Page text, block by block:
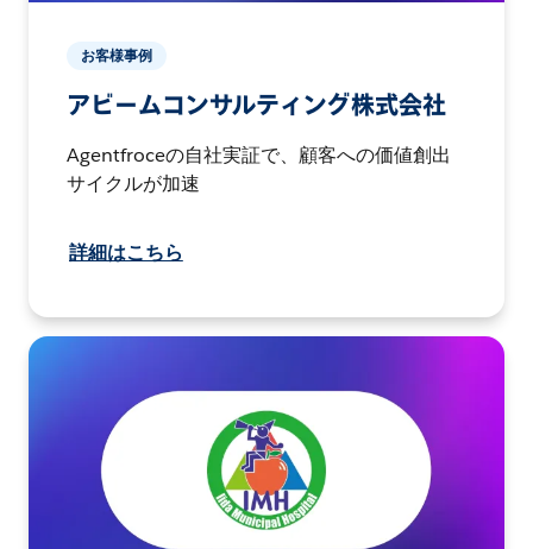
お客様事例
アビームコンサルティング株式会社
Agentfroceの自社実証で、顧客への価値創出
サイクルが加速
詳細はこちら